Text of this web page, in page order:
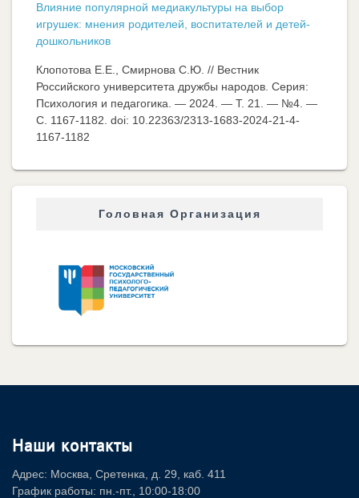
Влияние популярной медиакультуры на выбор
игрушек: мнения родителей, воспитателей и детей-
дошкольников
Клопотова Е.Е., Смирнова С.Ю. // Вестник
Российского университета дружбы народов. Серия:
Психология и педагогика. — 2024. — Т. 21. — №4. —
C. 1167-1182. doi: 10.22363/2313-1683-2024-21-4-
1167-1182
Головная Организация
Наши контакты
Адрес: Москва, Сретенка, д. 29, каб. 411
График работы: пн.-пт., 10:00-18:00